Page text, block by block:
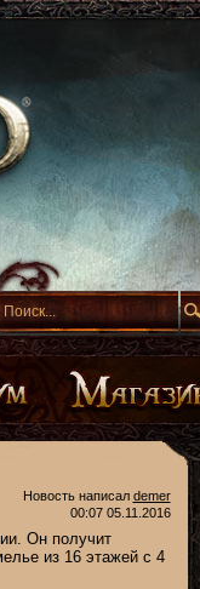
Новость написал demer
00:07 05.11.2016
Он получит
из 16 этажей с 4